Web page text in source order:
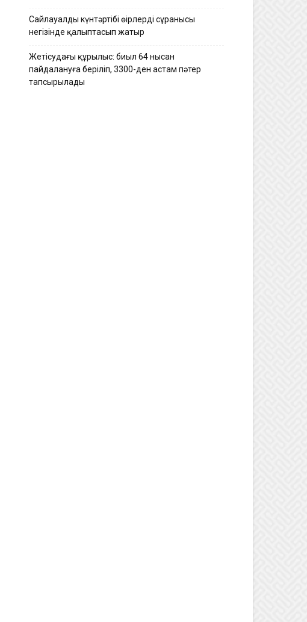
Сайлауалды күнтәртібі өңірлердің сұранысы
негізінде қалыптасып жатыр
Жетісудағы құрылыс: биыл 64 нысан
пайдалануға беріліп, 3300-ден астам пәтер
тапсырылады